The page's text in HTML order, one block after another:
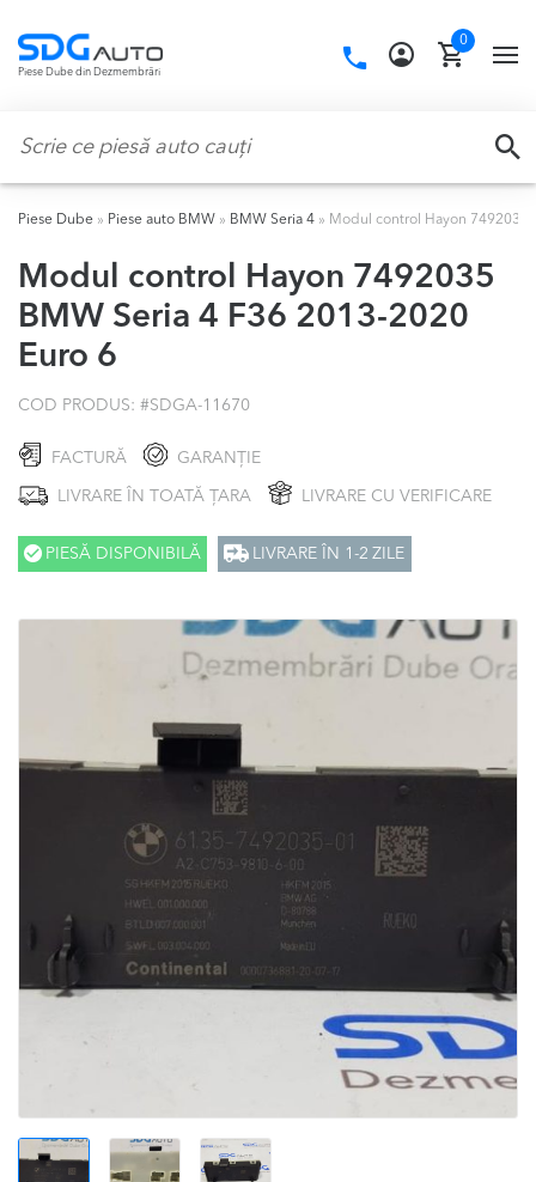
navigation
content
Piese Dube din Dezmembrări
Call
0
Piese Dube » Piese auto BMW » BMW Seria 4 » Modul control Hayon 7492035
Modul control Hayon 7492035
BMW Seria 4 F36 2013-2020
Euro 6
COD PRODUS: #SDGA-11670
FACTURĂ GARANȚIE
LIVRARE ÎN TOATĂ ȚARA LIVRARE CU VERIFICARE
PIESĂ DISPONIBILĂ LIVRARE ÎN 1-2 ZILE